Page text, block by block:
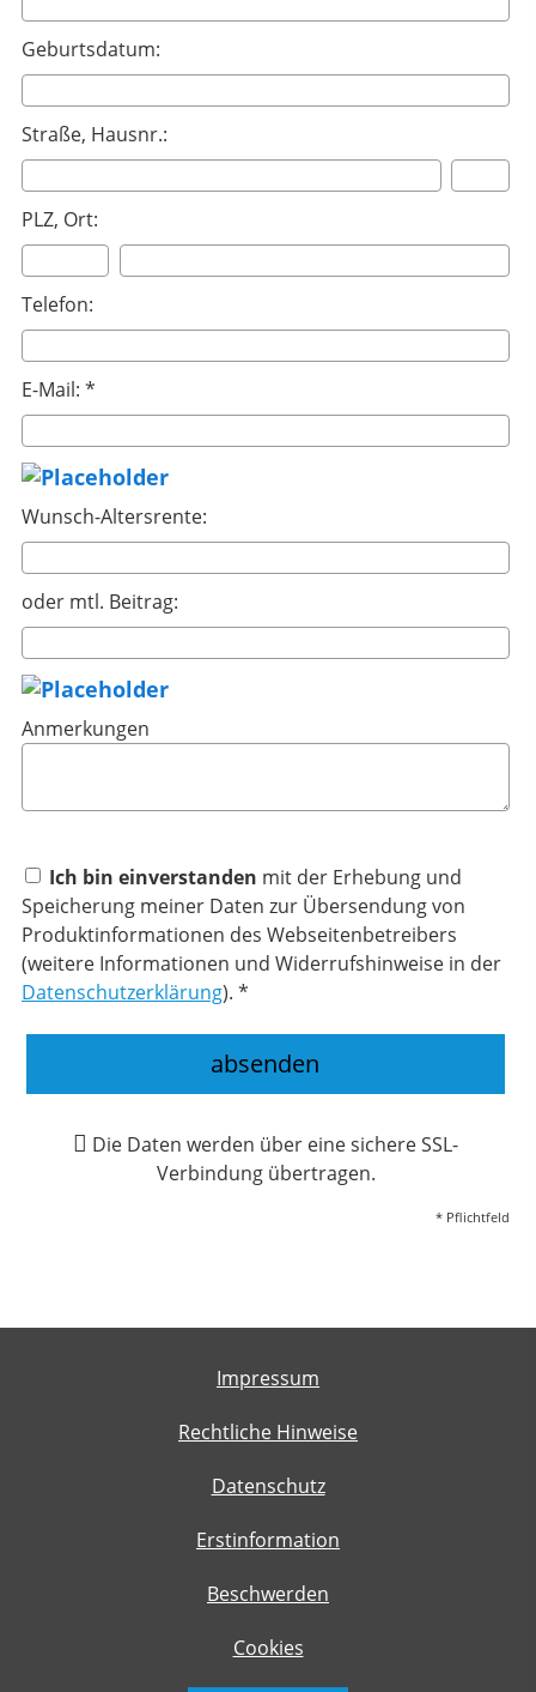
Geburtsdatum:
Straße, Hausnr.:
PLZ, Ort:
Telefon:
E-Mail: *
Wunsch-Altersrente:
oder mtl. Beitrag:
Anmerkungen
Ich bin einverstanden mit der Erhebung und
Speicherung meiner Daten zur Übersendung von
Produktinformationen des Webseitenbetreibers
(weitere Informationen und Widerrufshinweise in der
Datenschutzerklärung). *
absenden
Die Daten werden über eine sichere SSL-
Verbindung übertragen.
* Pflichtfeld
Impressum
Rechtliche Hinweise
Datenschutz
Erstinformation
Beschwerden
Cookies